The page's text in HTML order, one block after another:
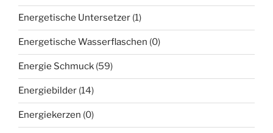
Energetische Untersetzer (1)
Energetische Wasserflaschen (0)
Energie Schmuck (59)
Energiebilder (14)
Energiekerzen (0)